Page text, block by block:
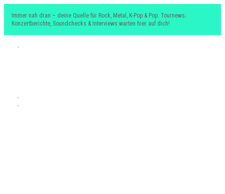
Immer nah dran – deine Quelle für Rock, Metal, K-Pop & Pop. Tournews;
Konzertberichte, Soundchecks & Interviews warten hier auf dich!